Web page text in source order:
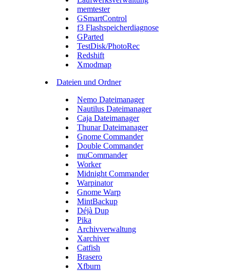
memtester
GSmartControl
f3 Flashspeicherdiagnose
GParted
TestDisk/PhotoRec
Redshift
Xmodmap
Dateien und Ordner
Nemo Dateimanager
Nautilus Dateimanager
Caja Dateimanager
Thunar Dateimanager
Gnome Commander
Double Commander
muCommander
Worker
Midnight Commander
Warpinator
Gnome Warp
MintBackup
Déjà Dup
Pika
Archivverwaltung
Xarchiver
Catfish
Brasero
Xfburn